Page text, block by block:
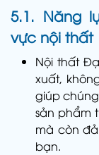
5.1. Năng
vực nội thất
Nội thất
xuất,
giúp
sản phẩm
mà còn
bạn.